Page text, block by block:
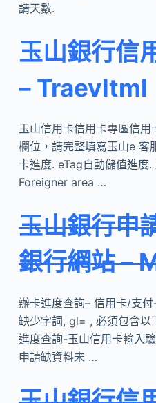
請天數.
玉山銀行信
– Traevltml
玉山信用卡信用卡專區信
欄位，請完整填寫玉山e 客
卡進度. eTag自動儲值進度
Foreigner area …
玉山銀行申
銀行網站 –
辦卡進度查詢– 信用卡/支付
缺少字詞, gl= , 必須包含
進度查詢-玉山信用卡輸入
申請缺資料未 …